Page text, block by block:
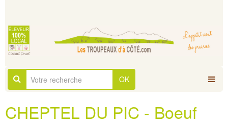
OK
CHEPTEL DU PIC - Boeuf